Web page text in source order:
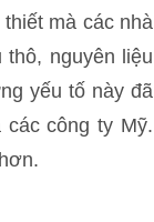
mà các nhà
nguyên liệu
yếu tố này đã
công ty Mỹ.